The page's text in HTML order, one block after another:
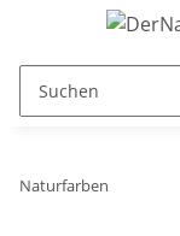
Naturfarben